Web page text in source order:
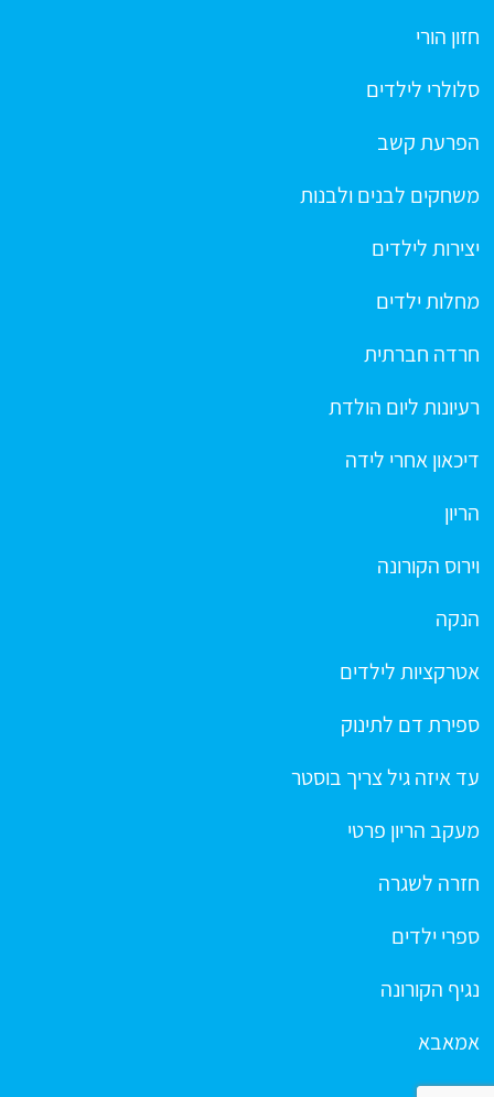
חזון הורי
סלולרי לילדים
הפרעת קשב
משחקים לבנים ולבנות
יצירות לילדים
מחלות ילדים
חרדה חברתית
רעיונות ליום הולדת
דיכאון אחרי לידה
הריון
וירוס הקורונה
הנקה
אטרקציות לילדים
ספירת דם לתינוק
עד איזה גיל צריך בוסטר
מעקב הריון פרטי
חזרה לשגרה
ספרי ילדים
נגיף הקורונה
אמאבא